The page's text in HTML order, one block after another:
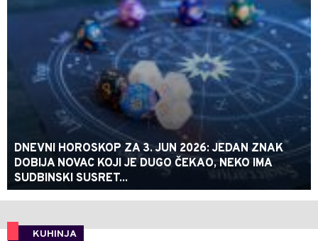
DNEVNI HOROSKOP ZA 3. JUN 2026: JEDAN ZNAK
DOBIJA NOVAC KOJI JE DUGO ČEKAO, NEKO IMA
SUDBINSKI SUSRET...
KUHINJA